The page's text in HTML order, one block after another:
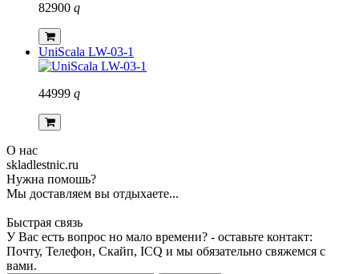
82900 q
UniScala LW-03-1
44999 q
О нас
skladlestnic.ru
Нужна помошь?
Мы доставляем вы отдыхаете...
Быстрая связь
У Вас есть вопрос но мало времени? - оставьте контакт:
Почту, Телефон, Скайп, ICQ и мы обязательно свяжемся с
вами.